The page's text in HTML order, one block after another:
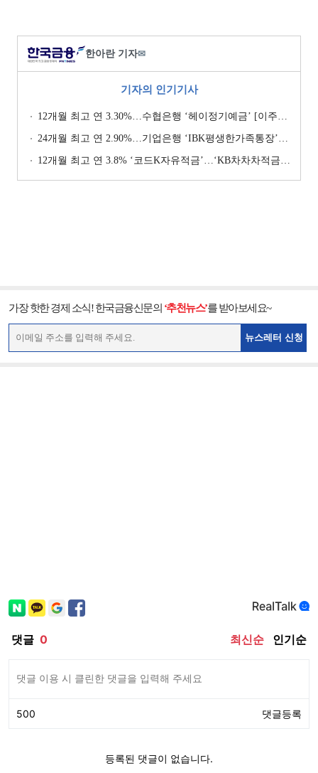
한아란 기자✉
기자의 인기기사
12개월 최고 연 3.30%…수협은행 ‘헤이정기예금’ [이주의 은행 예금금리-1월 2주]
24개월 최고 연 2.90%…기업은행 ‘IBK평생한가족통장’ [이주의 은행 예금금리-1월 2주]
12개월 최고 연 3.8% ‘코드K자유적금’…‘KB차차차적금’ 8% 이자 [이주의 은행 적금금리-1월 2주]
가장 핫한 경제 소식! 한국금융신문의 ‘추천뉴스’를 받아보세요~
뉴스레터 신청